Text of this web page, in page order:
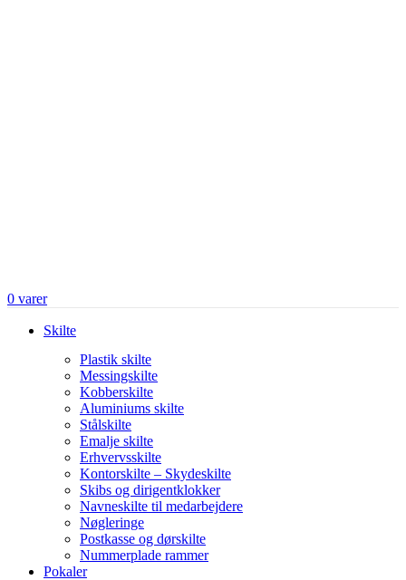
0 varer
Skilte
Plastik skilte
Messingskilte
Kobberskilte
Aluminiums skilte
Stålskilte
Emalje skilte
Erhvervsskilte
Kontorskilte – Skydeskilte
Skibs og dirigentklokker
Navneskilte til medarbejdere
Nøgleringe
Postkasse og dørskilte
Nummerplade rammer
Pokaler